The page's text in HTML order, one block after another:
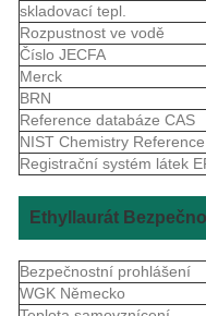
skladovací tepl.
Rozpustnost ve vodě
Číslo JECFA
Merck
BRN
Reference databáze CAS
NIST Chemistry Reference
Registrační systém látek
Ethyllaurát
Bezpečnostní prohlášení
WGK Německo